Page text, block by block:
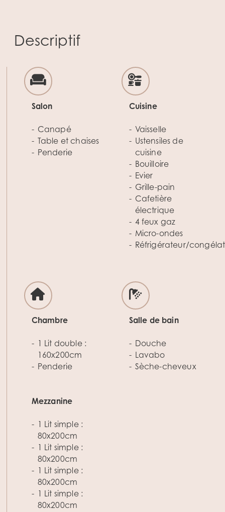
Descriptif
Salon
Canapé
Table et chaises
Penderie
Cuisine
Vaisselle
Ustensiles de
cuisine
Bouilloire
Evier
Grille-pain
Cafetière
électrique
4 feux gaz
Micro-ondes
Réfrigérateur/
Chambre
1 Lit double :
160x200cm
Penderie
Mezzanine
1 Lit simple :
80x200cm
1 Lit simple :
80x200cm
1 Lit simple :
80x200cm
1 Lit simple :
80x200cm
Salle de bain
Douche
Lavabo
Sèche-cheveux